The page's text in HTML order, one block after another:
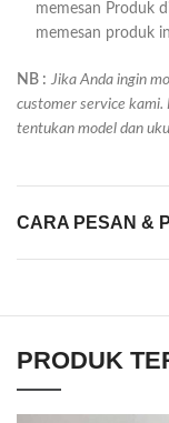
memesan Produk
memesan produk
NB : Jika Anda ingin
customer service kami.
tentukan model dan
CARA PESAN &
PRODUK